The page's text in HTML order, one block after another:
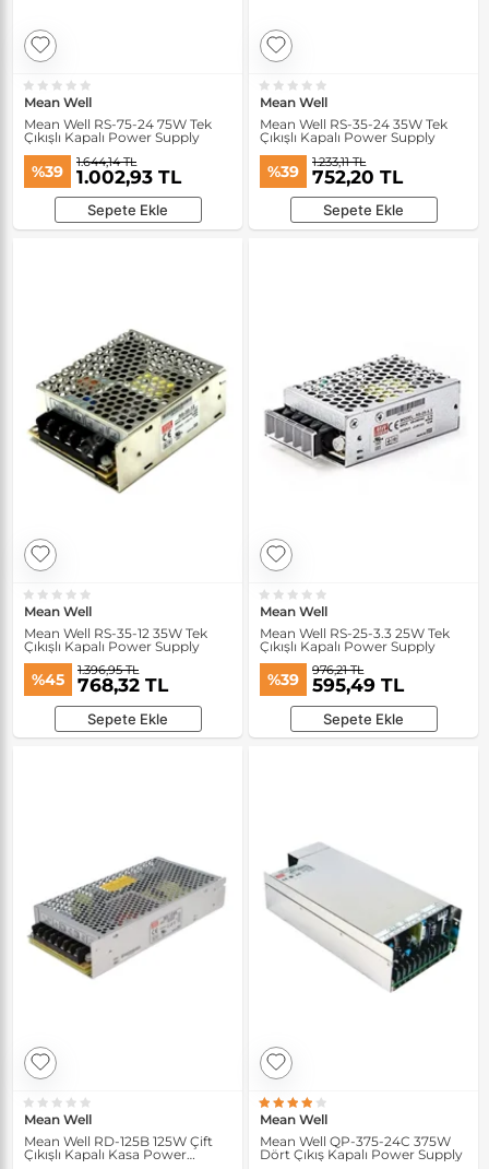
Mean Well
Mean Well RS-75-24 75W Tek
Çıkışlı Kapalı Power Supply
%39 1.644,14 TL
1.002,93 TL
Sepete Ekle
Mean Well
Mean Well RS-35-24 35W Tek
Çıkışlı Kapalı Power Supply
%39 1.233,11 TL
752,20 TL
Sepete Ekle
Mean Well
Mean Well RS-35-12 35W Tek
Çıkışlı Kapalı Power Supply
%45 1.396,95 TL
768,32 TL
Sepete Ekle
Mean Well
Mean Well RS-25-3.3 25W Tek
Çıkışlı Kapalı Power Supply
%39 976,21 TL
595,49 TL
Sepete Ekle
Mean Well
Mean Well RD-125B 125W Çift
Çıkışlı Kapalı Kasa Power
Mean Well
Mean Well QP-375-24C 375W
Dört Çıkış Kapalı Power Supply